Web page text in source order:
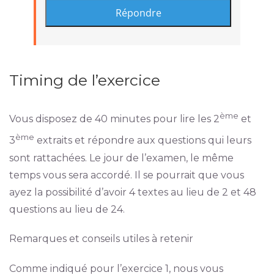
Timing de l’exercice
Vous disposez de 40 minutes pour lire les 2ème et
3ème extraits et répondre aux questions qui leurs
sont rattachées. Le jour de l’examen, le même
temps vous sera accordé. Il se pourrait que vous
ayez la possibilité d’avoir 4 textes au lieu de 2 et 48
questions au lieu de 24.
Remarques et conseils utiles à retenir
Comme indiqué pour l’exercice 1, nous vous